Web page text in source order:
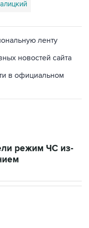
ленту
новостей сайта
в официальном
режим ЧС из-